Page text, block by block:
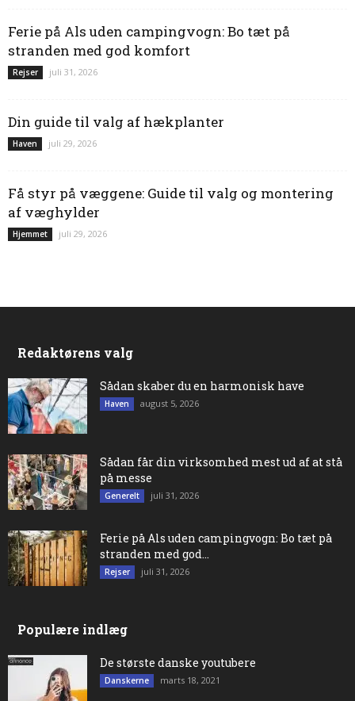
Ferie på Als uden campingvogn: Bo tæt på
stranden med god komfort
Rejser juli 31, 2026
Din guide til valg af hækplanter
Haven juli 29, 2026
Få styr på væggene: Guide til valg og montering
af væghylder
Hjemmet juli 29, 2026
Redaktørens valg
Sådan skaber du en harmonisk have
Haven august 5, 2026
Sådan får din virksomhed mest ud af at stå
på messe
Generelt juli 31, 2026
Ferie på Als uden campingvogn: Bo tæt på
stranden med god...
Rejser juli 31, 2026
Populære indlæg
De største danske youtubere
Danskerne marts 18, 2021